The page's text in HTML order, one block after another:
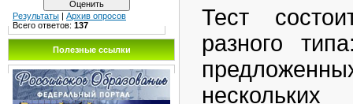
Результаты | Архив опросов
Всего ответов: 137
Полезные ссылки
Тест
разного